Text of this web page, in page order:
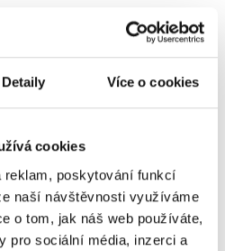
Detaily Více o cookies
cookies
reklam, poskytování funkcí
naší návštěvnosti využíváme
o tom, jak náš web používáte,
pro sociální média, inzerci a
s 5% klauzulíPočet
201144TOP
volby.cz
Antoš.
je jasně patrné, že bez
mandáty připadly také
a to na úkor ČSSD a
podíváme napřidělení
(exnáměstek min.
Pavel Štern - pozn.
14 let v čele
a probační služby (...) a
v celé řadě zajímavých
ve veřejnosti
, 24. června 2014